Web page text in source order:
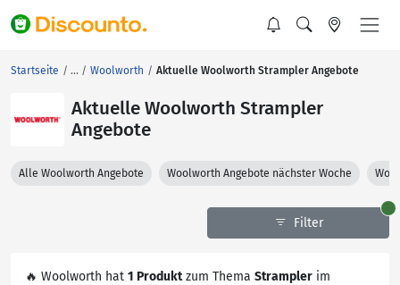
Startseite Woolworth Aktuelle Woolworth Strampler Angebote
Aktuelle Woolworth Strampler
Angebote
Alle Woolworth Angebote Woolworth Angebote nächster Woche
Filter
🔥 Woolworth hat 1 Produktzum Thema Strampler im